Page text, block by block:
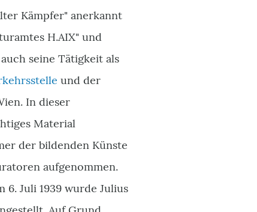
Kämpfer" anerkannt
H.AIX" und
seine Tätigkeit als
und der
In dieser
Material
der bildenden Künste
aufgenommen.
6. Juli 1939 wurde Julius